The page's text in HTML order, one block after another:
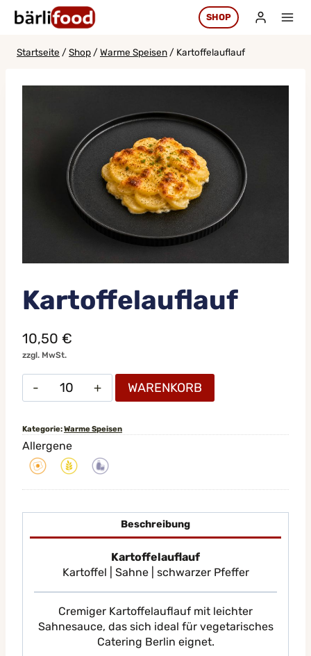
Inhalt
SHOP
Startseite / Shop / Warme Speisen / Kartoffelauflauf
Kartoffelauflauf
10,50 €
zzgl. MwSt.
Kartoffelauflauf
Menge
WARENKORB
Kategorie:Warme Speisen
Allergene
Beschreibung
Kartoffelauflauf
Kartoffel | Sahne | schwarzer Pfeffer
Cremiger Kartoffelauflauf mit leichter
Sahnesauce, das sich ideal für vegetarisches
Catering Berlin eignet.